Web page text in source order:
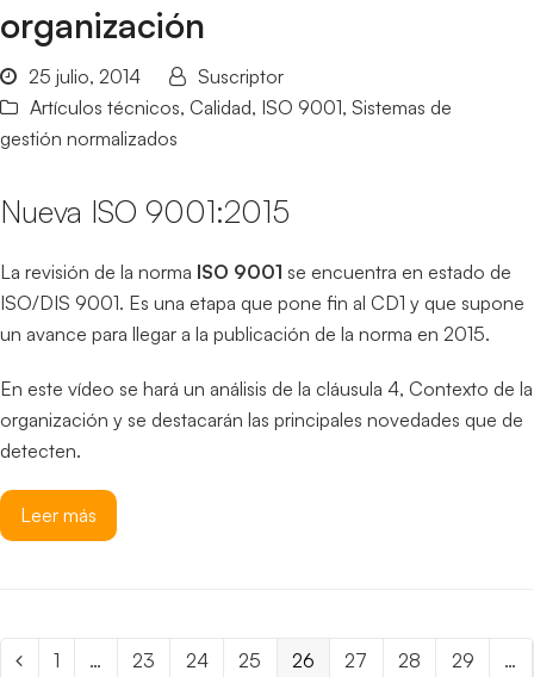
organización
25 julio, 2014
Suscriptor
Artículos técnicos, Calidad, ISO 9001, Sistemas de
gestión normalizados
Nueva ISO 9001:2015
La revisión de la norma ISO 9001 se encuentra en estado de
ISO/DIS 9001. Es una etapa que pone fin al CD1 y que supone
un avance para llegar a la publicación de la norma en 2015.
En este vídeo se hará un análisis de la cláusula 4, Contexto de la
organización y se destacarán las principales novedades que de
detecten.
Leer más
AnteriorPage
1 … Page
23 Page
24 Page
25 Page
26 Page
27 Page
28 Page
29
…